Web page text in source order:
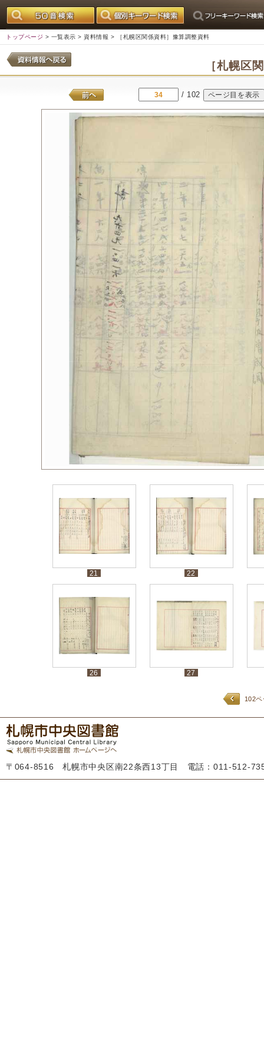
トップページ > 一覧表示 > 資料情報 > ［札幌区関係資料］豫算調整資料
［札幌区
/ 102
21 22
26 27
102
〒064-8516 札幌市中央区南22条西13丁目 電話：011-512-